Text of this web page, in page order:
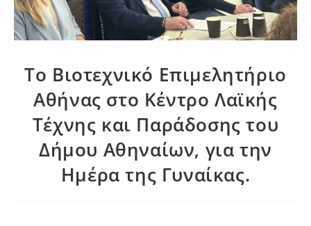
Το Βιοτεχνικό Επιμελητήριο
Αθήνας στο Κέντρο Λαϊκής
Τέχνης και Παράδοσης του
Δήμου Αθηναίων, για την
Ημέρα της Γυναίκας.